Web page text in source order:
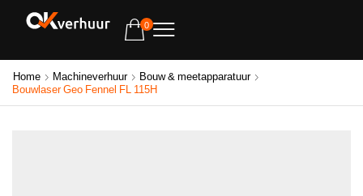
0
Home Machineverhuur
Bouw & meetapparatuur
Bouwlaser Geo Fennel FL 115H